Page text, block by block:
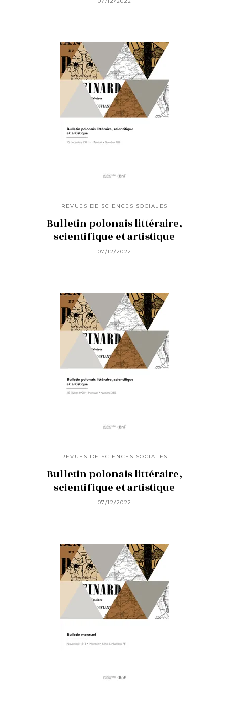
REVUES DE SCIENCES SOCIALES
Bulletin polonais littéraire,
scientifique et artistique
07/12/2022
REVUES DE SCIENCES SOCIALES
Bulletin polonais littéraire,
scientifique et artistique
07/12/2022